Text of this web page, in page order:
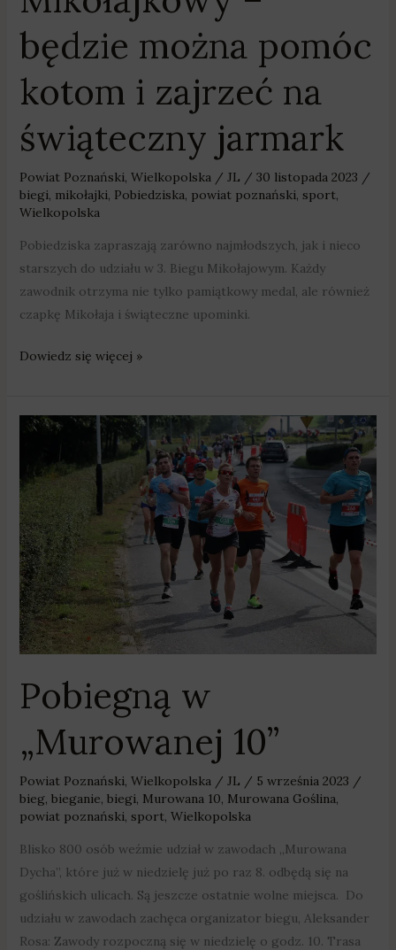
będzie można pomóc
kotom i zajrzeć na
świąteczny jarmark
Powiat Poznański, Wielkopolska/ JL / 30 listopada 2023 /
biegi, mikołajki, Pobiedziska, powiat poznański, sport,
Wielkopolska
Pobiedziska zapraszają zarówno najmłodszych, jak i nieco
starszych do udziału w 3. Biegu Mikołajowym. Każdy
zawodnik otrzyma nie tylko pamiątkowy medal, ale również
czapkę Mikołaja i świąteczne upominki.
Dowiedz się więcej »
Pobiegną w
„Murowanej 10”
Powiat Poznański, Wielkopolska/ JL / 5 września 2023 /
bieg, bieganie, biegi, Murowana 10, Murowana Goślina,
powiat poznański, sport, Wielkopolska
Blisko 800 osób weźmie udział w zawodach „Murowana
Dycha”, które już w niedzielę już po raz 8. odbędą się na
goślińskich ulicach. Są jeszcze ostatnie wolne miejsca. Do
udziału w zawodach zachęca organizator biegu, Aleksander
Rosa: Zawody rozpoczną się w niedzielę o godz. 10. Trasa
Pobiegną
„Murowanej
10”